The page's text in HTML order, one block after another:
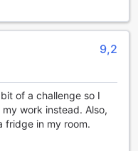
ensiluokkaiset
oleskelusta
on tehokas
riippumatta
nauttia
rinnoin.
terassi, josta avautuu
9,2
of a challenge so I
work instead. Also,
fridge in my room.